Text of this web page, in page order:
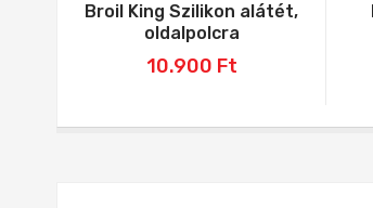
Broil King Szilikon alátét,
oldalpolcra
10.900 Ft